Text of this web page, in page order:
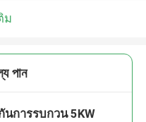
ม
পান
นการรบกวน 5KW